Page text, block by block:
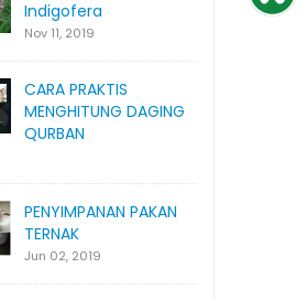
Indigofera
Nov 11, 2019
CARA PRAKTIS
MENGHITUNG DAGING
QURBAN
PENYIMPANAN PAKAN
TERNAK
Jun 02, 2019